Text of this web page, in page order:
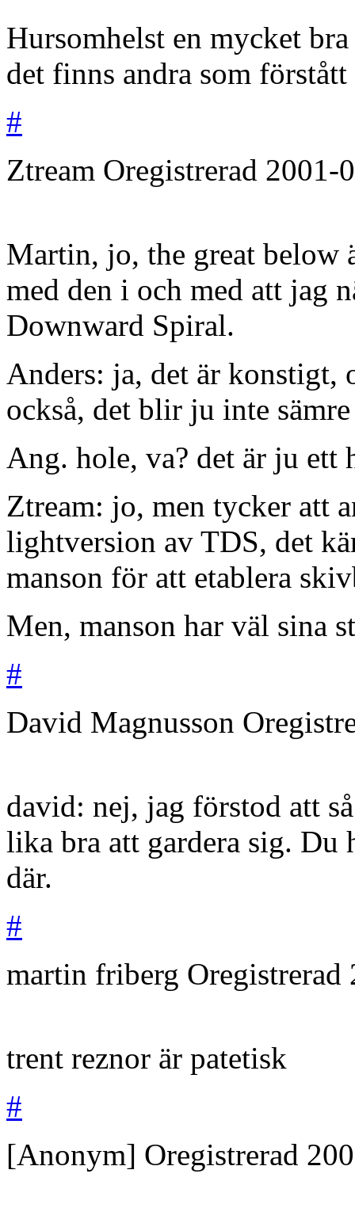
Hursomhelst en mycket
det finns andra som
#
Ztream Oregistrerad 2001-
Martin, jo, the great below
med den i och med att jag
Downward Spiral.
Anders: ja, det är konstigt,
också, det blir ju inte
Ang. hole, va? det är ju ett
Ztream: jo, men tycker att
lightversion av TDS, det
manson för att etablera
Men, manson har väl sina
#
David Magnusson
david: nej, jag förstod att
lika bra att gardera sig.
där.
#
martin friberg Oregistrerad
trent reznor är patetisk
#
[Anonym] Oregistrerad